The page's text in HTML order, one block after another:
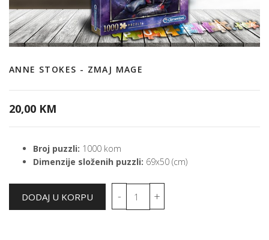
ANNE STOKES - ZMAJ MAGE
20,00 KM
Broj puzzli: 1000 kom
Dimenzije složenih puzzli: 69x50 (cm)